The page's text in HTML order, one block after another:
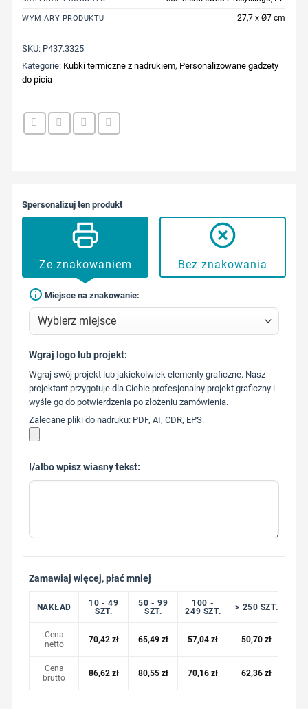
WYMIARY PRODUKTU 27,7 x Ø7 cm
SKU: P437.3325
Kategorie: Kubki termiczne z nadrukiem, Personalizowane gadżety
do picia
Spersonalizuj ten produkt
Ze znakowaniem Bez znakowania
Miejsce na znakowanie:
573 568
217
Wgraj logo lub projekt:
Wgraj swój projekt lub jakiekolwiek elementy graficzne. Nasz
projektant przygotuje dla Ciebie profesjonalny projekt graficzny i
wyśle go do potwierdzenia po złożeniu zamówienia.
Zalecane pliki do nadruku: PDF, AI, CDR, EPS.
I/albo wpisz wiasny tekst:
Zamawiaj więcej, płać mniej
NAKŁAD
10 - 49
SZT.
50 - 99
SZT.
100 -
249 SZT.
> 250 SZT.
Cena
netto
70,42 zł 65,49 zł 57,04zł 50,70zł
Cena
brutto
86,62 zł 80,55 zł 70,16zł 62,36zł